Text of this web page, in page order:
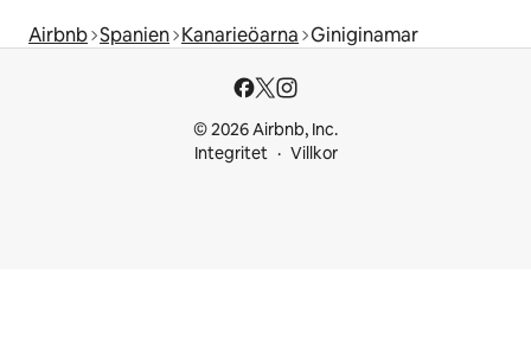
Airbnb Spanien Kanarieöarna Giniginamar
© 2026 Airbnb, Inc.
Integritet
Villkor